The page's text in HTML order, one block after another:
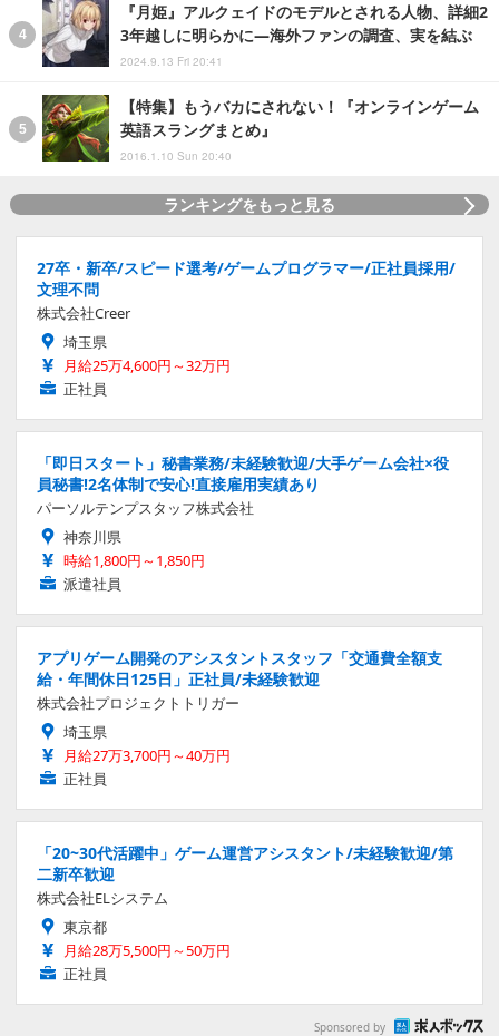
『月姫』アルクェイドのモデルとされる人物、詳細2
3年越しに明らかに―海外ファンの調査、実を結ぶ
2024.9.13 Fri 20:41
【特集】もうバカにされない！『オンラインゲーム
英語スラングまとめ』
2016.1.10 Sun 20:40
ランキングをもっと見る
27卒・新卒/スピード選考/ゲームプログラマー/正社員採用/
文理不問
株式会社Creer
埼玉県
月給25万4,600円～32万円
正社員
「即日スタート」秘書業務/未経験歓迎/大手ゲーム会社×役
員秘書!2名体制で安心!直接雇用実績あり
パーソルテンプスタッフ株式会社
神奈川県
時給1,800円～1,850円
派遣社員
アプリゲーム開発のアシスタントスタッフ「交通費全額支
給・年間休日125日」正社員/未経験歓迎
株式会社プロジェクトトリガー
埼玉県
月給27万3,700円～40万円
正社員
「20~30代活躍中」ゲーム運営アシスタント/未経験歓迎/第
二新卒歓迎
株式会社ELシステム
東京都
月給28万5,500円～50万円
正社員
Sponsored by